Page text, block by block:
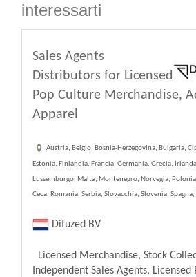
interessarti
Sales Agents
Distributors for Licensed
Pop Culture Merchandise,
Apparel
Austria, Belgio, Bosnia-Herzegovina, Bulgaria,
Estonia, Finlandia, Francia, Germania, Grecia,
Lussemburgo, Malta, Montenegro, Norvegia,
Ceca, Romania, Serbia, Slovacchia, Slovenia, Spagna,
Difuzed BV
Licensed Merchandise, Stock
Independent Sales Agents, Licensed